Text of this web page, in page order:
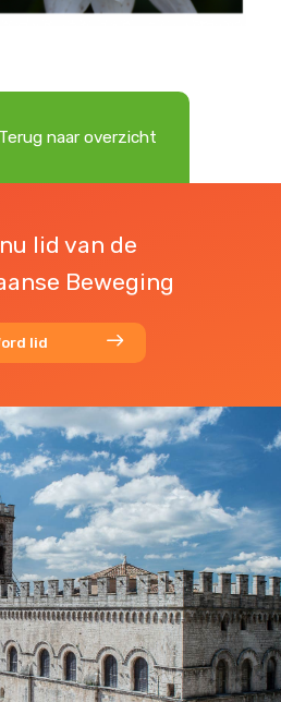
Terug naar overzicht
lid van de
Beweging
lid